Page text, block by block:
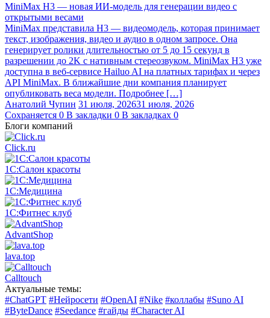
MiniMax H3 — новая ИИ-модель для генерации видео с
открытыми весами
MiniMax представила H3 — видеомодель, которая принимает
текст, изображения, видео и аудио в одном запросе. Она
генерирует ролики длительностью от 5 до 15 секунд в
разрешении до 2K с нативным стереозвуком. MiniMax H3 уже
доступна в веб-сервисе Hailuo AI на платных тарифах и через
API MiniMax. В ближайшие дни компания планирует
опубликовать веса модели. Подробнее […]
Анатолий Чупин 31 июля, 202631 июля, 2026
Сохраняется 0 В закладки 0 В закладках 0
Блоги компаний
Click.ru
1С:Салон красоты
1С:Медицина
1С:Фитнес клуб
AdvantShop
lava.top
Calltouch
Актуальные темы:
#ChatGPT #Нейросети #OpenAI #Nike #коллабы #Suno AI
#ByteDance #Seedance #гайды #Character AI